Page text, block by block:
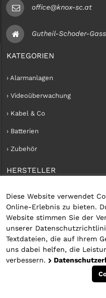
Diese Website verwendet
Online-Erlebnis zu bieten.
Website stimmen Sie der
unserer
Textdateien, die auf Ihrem
uns dabei helfen, die
verbessern.
office@knox-sc.at
Gutheil-Schoder-
KATEGORIEN
› Alarmanlagen
› Videoüberwachung
› Kabel & Co
› Batterien
› Zubehör
HERSTELLER
› iConnect
KUNDENKONTO
› Kundenservice
› Kundenkonto erstellen